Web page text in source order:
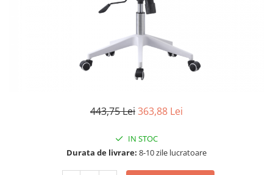
Chiuvete bucatarie
443,75 Lei363,88 Lei
IN STOC
Durata de livrare: 8-10 zile lucratoare